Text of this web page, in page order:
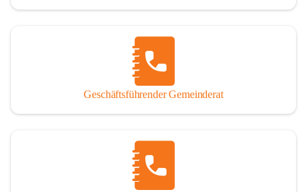
Geschäftsführender Gemeinderat